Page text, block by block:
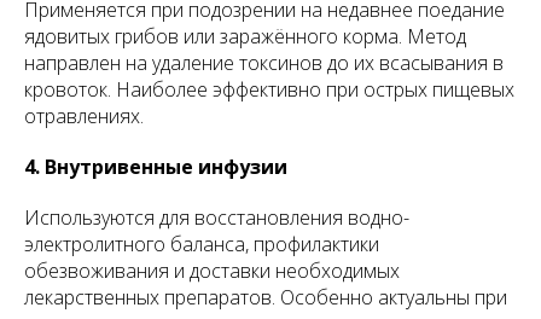
Применяется при подозрении на недавнее поедание
ядовитых грибов или заражённого корма. Метод
направлен на удаление токсинов до их всасывания в
кровоток. Наиболее эффективно при острых пищевых
отравлениях.
4. Внутривенные инфузии
Используются для восстановления водно-
электролитного баланса, профилактики
обезвоживания и доставки необходимых
лекарственных препаратов. Особенно актуальны при